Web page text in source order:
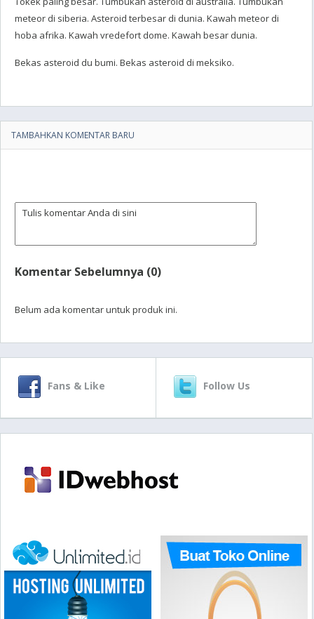
meteor di siberia. Asteroid terbesar di dunia. Kawah meteor di
hoba afrika. Kawah vredefort dome. Kawah besar dunia.
Bekas asteroid du bumi. Bekas asteroid di meksiko.
TAMBAHKAN KOMENTAR BARU
Komentar Sebelumnya (0)
Belum ada komentar untuk produk ini.
Fans & Like Follow Us